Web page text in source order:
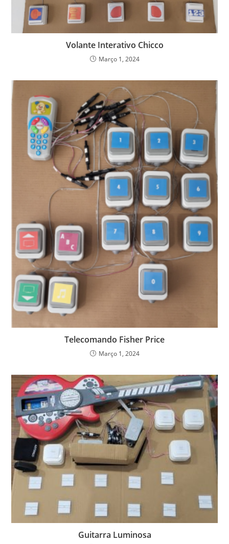
Volante Interativo Chicco
Março 1, 2024
Telecomando Fisher Price
Março 1, 2024
Guitarra Luminosa